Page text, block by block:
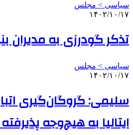
سیاسی > مجلس
۱۴۰۲/۱۰/۱۷
تذکر گودرزی به مدیران
سیاسی > مجلس
۱۴۰۲/۱۰/۱۷
سلیمی: گروگان‌گیری
ایتالیا به هیچ‌وجه